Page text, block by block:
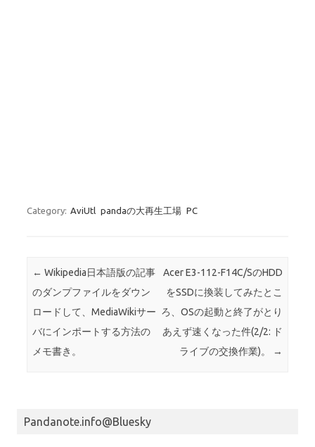
Category: AviUtl pandaの大再生工場 PC
Post navigation
← Wikipedia日本語版の記事
のダンプファイルをダウン
ロードして、MediaWikiサー
バにインポートする方法の
メモ書き。
Acer E3-112-F14C/SのHDD
をSSDに換装してみたとこ
ろ、OSの起動と終了がとり
あえず速くなった件(2/2: ド
ライブの交換作業)。
→
Pandanote.info@Bluesky